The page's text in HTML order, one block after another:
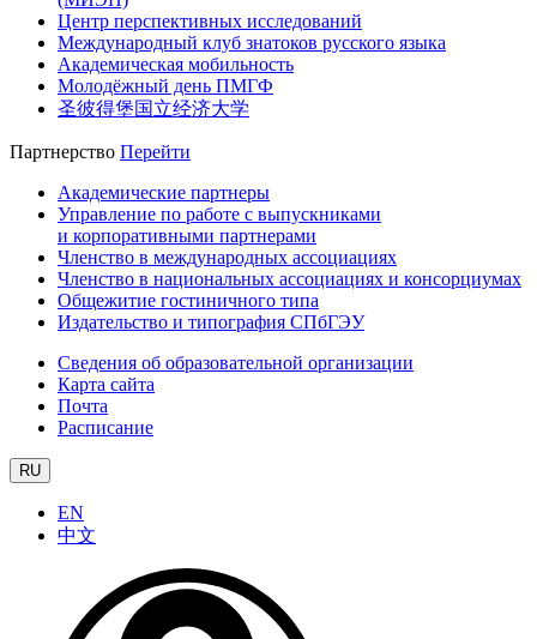
Центр перспективных исследований
Международный клуб знатоков русского языка
Академическая мобильность
Молодёжный день ПМГФ
圣彼得堡国立经济大学
Партнерство Перейти
Академические партнеры
Управление по работе с выпускниками
и корпоративными партнерами
Членство в международных ассоциациях
Членство в национальных ассоциациях и консорциумах
Общежитие гостиничного типа
Издательство и типография СПбГЭУ
Сведения об образовательной организации
Карта сайта
Почта
Расписание
RU
EN
中文